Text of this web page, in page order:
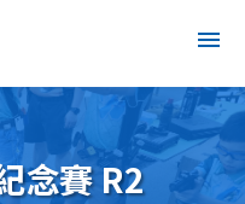
念賽 R2